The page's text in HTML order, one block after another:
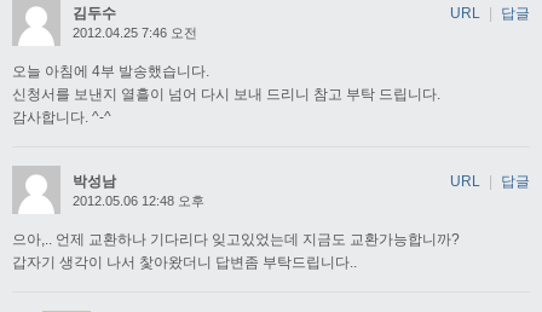
김두수
2012.04.25 7:46 오전
오늘 아침에 4부 발송했습니다.
신청서를 보낸지 열흘이 넘어 다시 보내 드리니 참고 부탁 드립니다.
감사합니다. ^-^
URL 답글
박성남
2012.05.06 12:48 오후
으아,.. 언제 교환하나 기다리다 잊고있었는데 지금도 교환가능합니까?
갑자기 생각이 나서 찿아왔더니 답변좀 부탁드립니다..
URL | 답글